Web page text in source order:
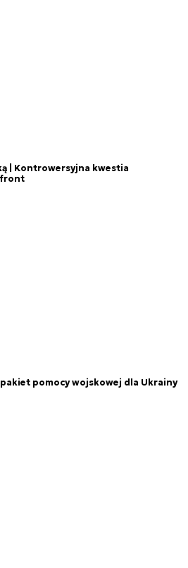
| Kontrowersyjna kwestia
front
pomocy wojskowej dla Ukrainy